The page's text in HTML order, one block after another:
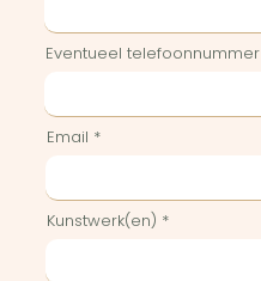
Eventueel telefoonnummer
Email
Kunstwerk(en)